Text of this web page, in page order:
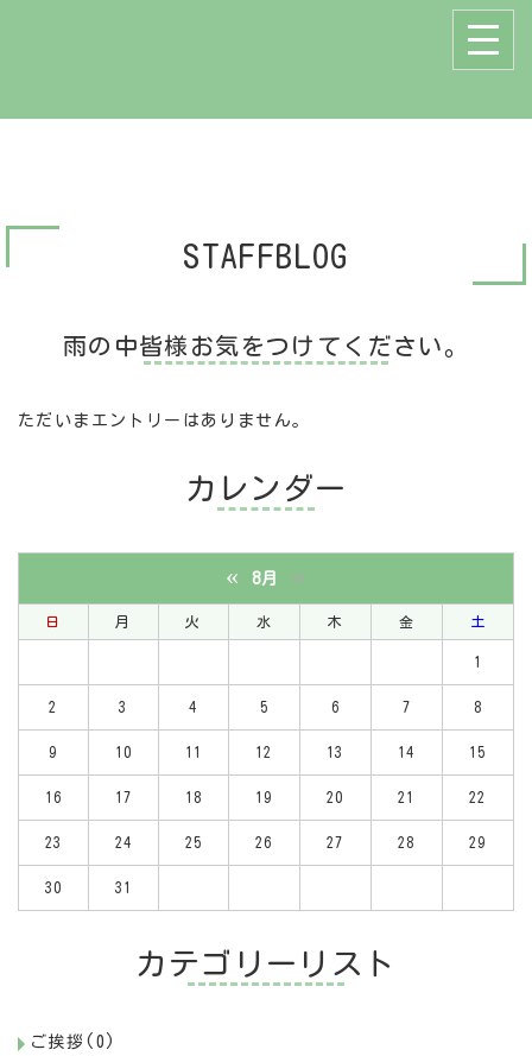
STAFFBLOG
雨の中皆様お気をつけてください。
ただいまエントリーはありません。
カレンダー
« 8月 »
日 月 火 水 木 金 土
1
2 3 4 5 6 7 8
9 10 11 12 13 14 15
16 17 18 19 20 21 22
23 24 25 26 27 28 29
30 31
カテゴリーリスト
ご挨拶(0)